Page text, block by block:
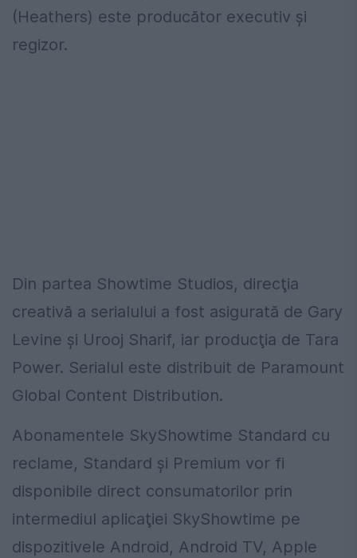
(Heathers) este producător executiv şi
regizor.
Din partea Showtime Studios, direcţia
creativă a serialului a fost asigurată de Gary
Levine şi Urooj Sharif, iar producţia de Tara
Power. Serialul este distribuit de Paramount
Global Content Distribution.
Abonamentele SkyShowtime Standard cu
reclame, Standard şi Premium vor fi
disponibile direct consumatorilor prin
intermediul aplicaţiei SkyShowtime pe
dispozitivele Android, Android TV, Apple